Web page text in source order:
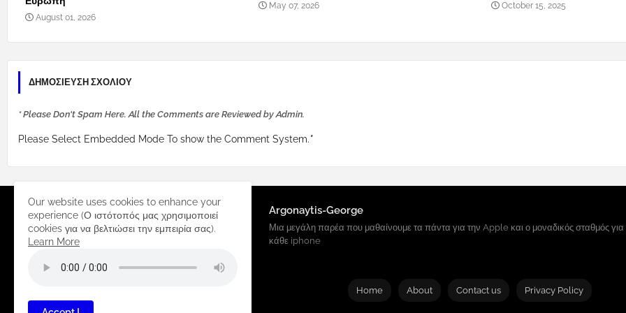
August 01, 2026
May 07, 2026 October 15, 2025
ΔΗΜΟΣΊΕΥΣΗ ΣΧΟΛΊΟΥ
* Please Don't Spam Here. All the Comments are Reviewed by Admin.
Please Select Embedded Mode To show the Comment System.*
Argonaytis-George
Μια μεγάλη παρέα που μαθαίνουμε τα πάντα για την Apple και ο μοναδικός σταθμός για
κάθε iphone
Home About Contact us Privacy Policy
Our website uses cookies to enhance your
experience (Ο ιστότοπός μας χρησιμοποιεί
cookies για να βελτιώσει την εμπειρία σας).
Learn More